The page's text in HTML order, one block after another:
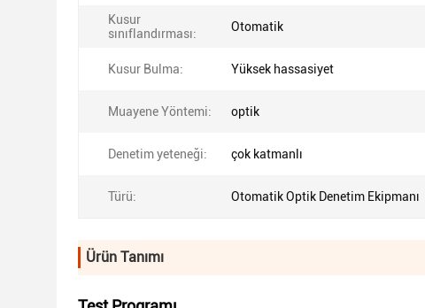
Kusur
sınıflandırması:
Otomatik
Kusur Bulma: Yüksek hassasiyet
Muayene Yöntemi: optik
Denetim yeteneği: çok katmanlı
Türü: Otomatik Optik Denetim Ekipmanı
Ürün Tanımı